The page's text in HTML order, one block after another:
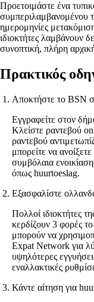
Προετοιμάστε ένα
συμπεριλαμβανομένου
ημερομηνίες
ιδιοκτήτες λαμβάνουν
συνοπτική, πλήρη
Πρακτικός
Αποκτήστε το BSN
Εγγραφείτε στον
Κλείστε ραντεβού
ραντεβού
μπορείτε να
συμβόλαια
όπως huurtoeslag.
Εξασφαλίστε
Πολλοί ιδιοκτήτες
κερδίζουν 3 φορές το
μπορούν να
Expat Network για
υψηλότερες
εναλλακτικές
Κάντε αίτηση για